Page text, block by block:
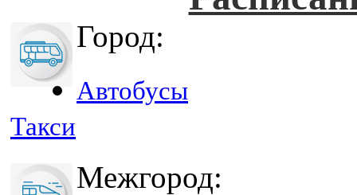
Город:
Автобусы
Такси
Межгород: